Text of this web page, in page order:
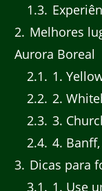
1.3
2 Melhores
Aurora Boreal
2.1
1.
2.2 2.
2.3 3.
2.4 4.
3 Dicas para
3.1
1. Use